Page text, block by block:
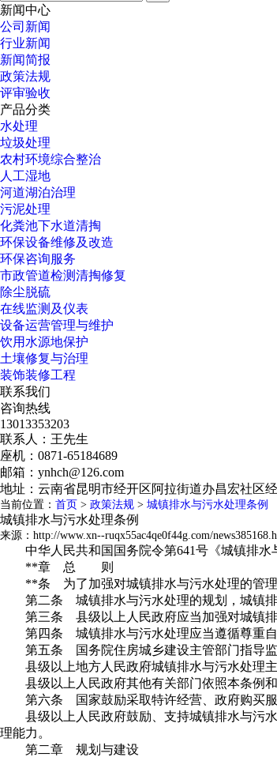
新闻中心
公司新闻
行业新闻
新闻简报
政策法规
评审验收
产品分类
水处理
垃圾处理
农村环境综合整治
人工湿地
河道湖泊治理
污泥处理
化粪池下水道清掏
环保设备维修及改造
环保咨询服务
市政管道检测清掏修复
除尘脱硫
在线监测及仪表
设备运营管理与维护
饮用水源地保护
土壤修复与治理
装饰装修工程
联系我们
咨询热线
13013353203
联系人：王先生
座机：0871-65184689
邮箱：ynhch@126.com
地址：云南省昆明市经开区阿拉街道办昌宏社区
当前位置： 首页 > 政策法规 > 城镇排水与污水处理条例
城镇排水与污水处理条例
来源：http://www.xn--ruqx55ac4qe0f44g.com/
中华人民共和国国务院令第641号《城镇排水
**章 总 则
**条 为了加强对城镇排水与污水处理的管理
第二条 城镇排水与污水处理的规划，城镇
第三条 县级以上人民政府应当加强对城镇
第四条 城镇排水与污水处理应当遵循尊重
第五条 国务院住房城乡建设主管部门指导监
县级以上地方人民政府城镇排水与污水处理
县级以上人民政府其他有关部门依照本条例
第六条 国家鼓励采取特许经营、政府购买
县级以上人民政府鼓励、支持城镇排水与污
理能力。
第二章 规划与建设